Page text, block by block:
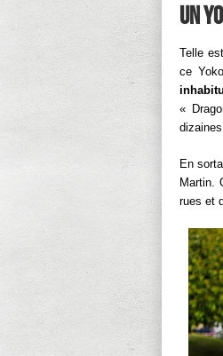
Un
Telle
ce
«
dizaines.
En
Martin.
rues et